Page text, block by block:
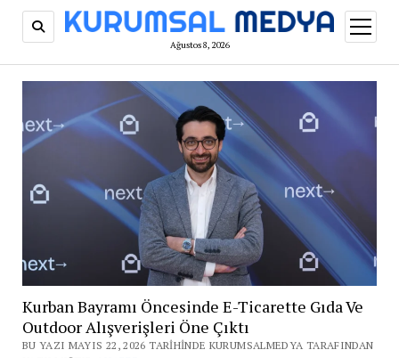
Ağustos 8, 2026
aç
Kurban Bayramı Öncesinde E-Ticarette Gıda Ve
Outdoor Alışverişleri Öne Çıktı
BU YAZI MAYIS 22, 2026 TARIHINDE KURUMSALMEDYA TARAFINDAN